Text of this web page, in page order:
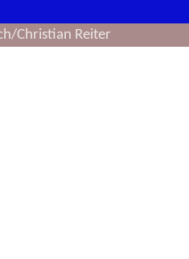
Christian Reiter